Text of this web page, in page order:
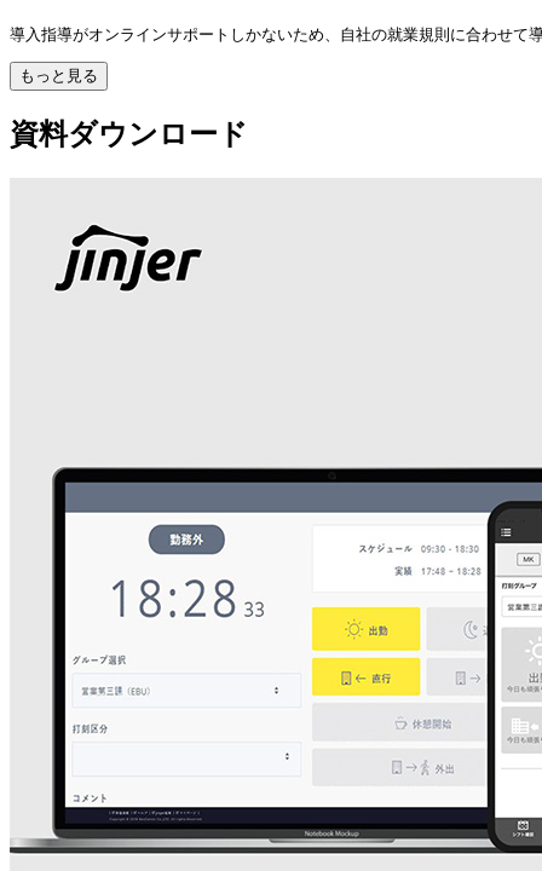
導入指導がオンラインサポートしかないため、自社の就業規則に合わせて
もっと見る
資料ダウンロード